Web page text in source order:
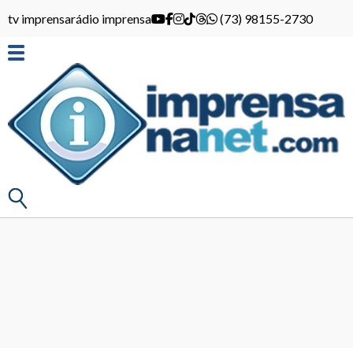
tv imprensarádio imprensa (73) 98155-2730